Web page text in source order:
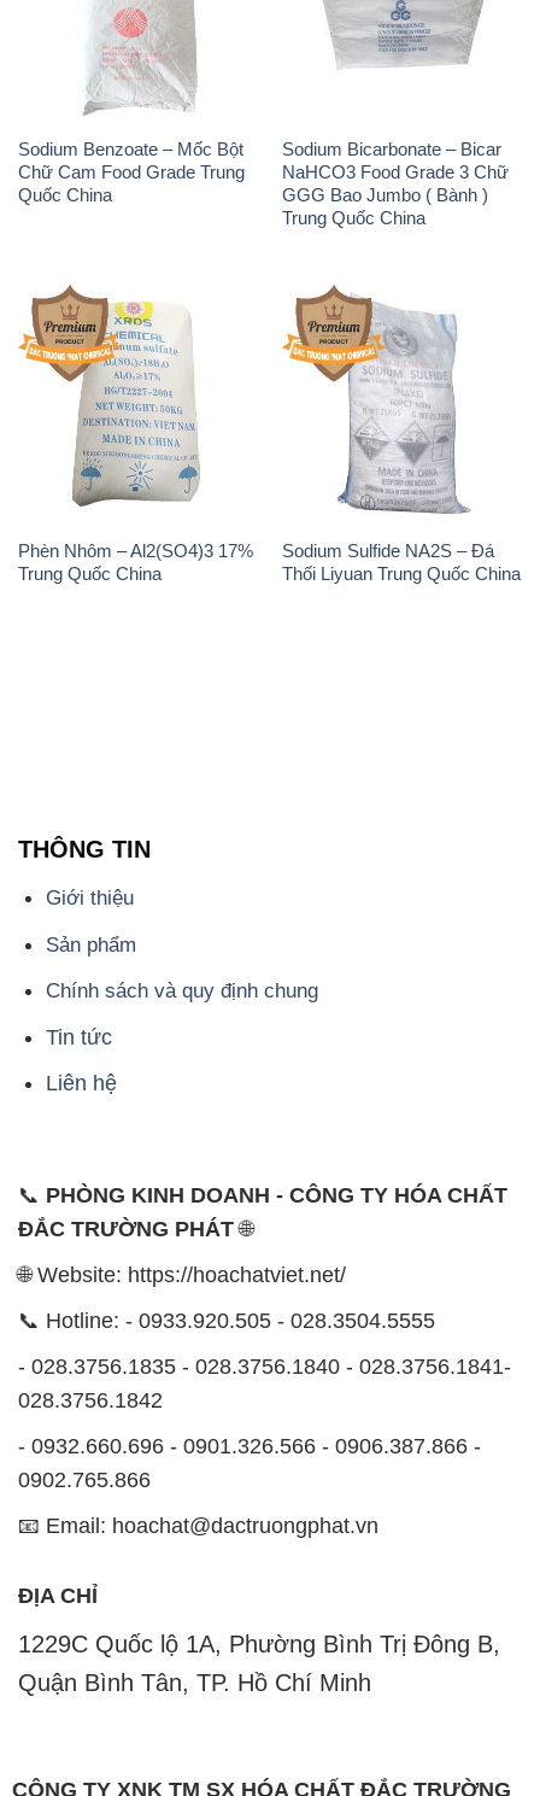
Sodium Benzoate – Mốc Bột
Chữ Cam Food Grade Trung
Quốc China
Sodium Bicarbonate – Bicar
NaHCO3 Food Grade 3 Chữ
GGG Bao Jumbo ( Bành )
Trung Quốc China
Phèn Nhôm – Al2(SO4)3 17%
Trung Quốc China
Sodium Sulfide NA2S – Đá
Thối Liyuan Trung Quốc China
THÔNG TIN
Giới thiệu
Sản phẩm
Chính sách và quy định chung
Tin tức
Liên hệ
📞 PHÒNG KINH DOANH - CÔNG TY HÓA CHẤT
ĐẮC TRƯỜNG PHÁT🌐
🌐 Website: https://hoachatviet.net/
📞 Hotline: - 0933.920.505 - 028.3504.5555
- 028.3756.1835 - 028.3756.1840 - 028.3756.1841-
028.3756.1842
- 0932.660.696 - 0901.326.566 - 0906.387.866 -
0902.765.866
📧 Email: hoachat@dactruongphat.vn
ĐỊA CHỈ
1229C Quốc lộ 1A, Phường Bình Trị Đông B,
Quận Bình Tân, TP. Hồ Chí Minh
CÔNG TY XNK TM SX HÓA CHẤT ĐẮC TRƯỜNG